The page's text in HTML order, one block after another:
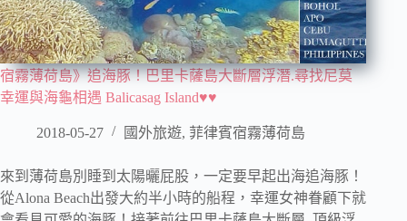
宿霧薄荷島》追海豚！巴里卡薩島大斷層浮潛.尋找尼莫
幸運與海龜相遇 Balicasag Island♥♥
2018-05-27 國外旅遊, 菲律賓宿霧薄荷島
來到薄荷島別睡到太陽曬屁股，一定要早起出海追海豚！
從Alona Beach出發大約半小時的船程，幸運女神眷顧下就